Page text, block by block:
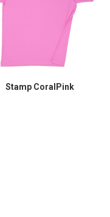
Stamp CoralPink